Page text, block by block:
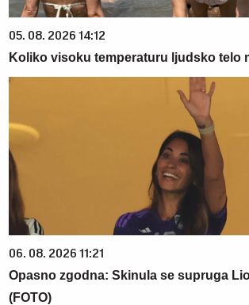
05. 08. 2026 14:12
Koliko visoku temperaturu ljudsko telo
06. 08. 2026 11:21
Opasno zgodna: Skinula se supruga
(FOTO)